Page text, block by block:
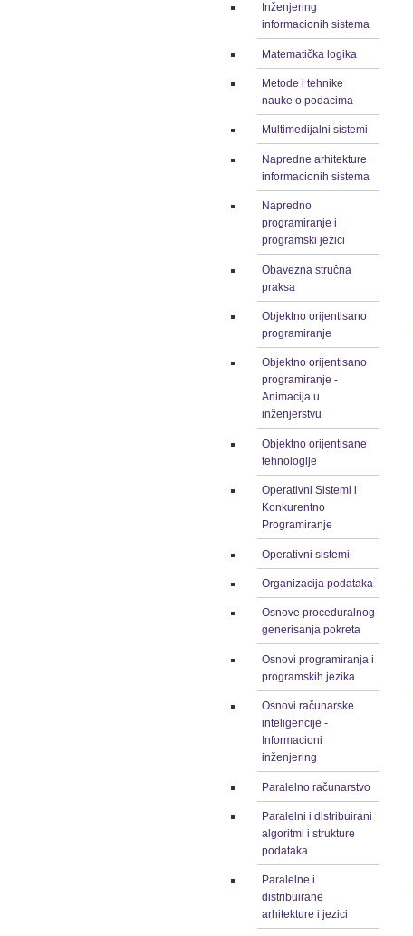
Inženjering
informacionih sistema
Matematička logika
Metode i tehnike
nauke o podacima
Multimedijalni sistemi
Napredne arhitekture
informacionih sistema
Napredno
programiranje i
programski jezici
Obavezna stručna
praksa
Objektno orijentisano
programiranje
Objektno orijentisano
programiranje -
Animacija u
inženjerstvu
Objektno orijentisane
tehnologije
Operativni Sistemi i
Konkurentno
Programiranje
Operativni sistemi
Organizacija podataka
Osnove proceduralnog
generisanja pokreta
Osnovi programiranja i
programskih jezika
Osnovi računarske
inteligencije -
Informacioni
inženjering
Paralelno računarstvo
Paralelni i distribuirani
algoritmi i strukture
podataka
Paralelne i
distribuirane
arhitekture i jezici